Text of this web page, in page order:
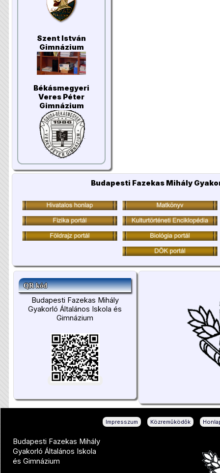
Szent István
Gimnázium
Békásmegyeri
Veres Péter
Gimnázium
Budapesti Fazekas Mihály
QR kód
Budapesti Fazekas Mihály
Gyakorló Általános Iskola és
Gimnázium
Impresszum Közreműködők
Budapesti Fazekas Mihály
Gyakorló Általános Iskola
és Gimnázium